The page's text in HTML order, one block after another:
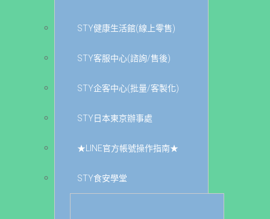
STY健康生活館(線上零售)
STY客服中心(諮詢/售後)
STY企客中心(批量/客製化)
STY日本東京辦事處
★LINE官方帳號操作指南★
STY食安學堂